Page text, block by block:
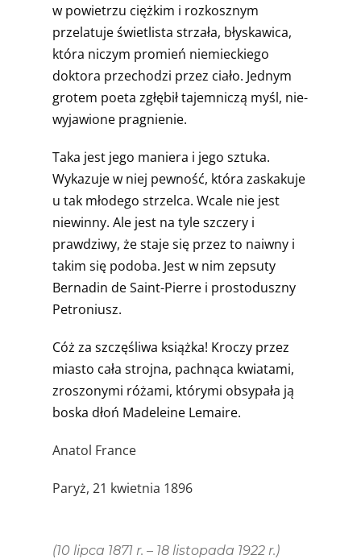
w powietrzu ciężkim i roz­kosznym
przelatuje świetlista strzała, błyskawica,
która niczym promień niemieckiego
doktora przechodzi przez ciało. Jednym
grotem poeta zgłębił tajemniczą myśl, nie­
wyjawione pragnienie.
Taka jest jego maniera i jego sztuka.
Wykazuje w niej pewność, która zaskakuje
u tak młodego strzelca. Wcale nie jest
niewinny. Ale jest na tyle szczery i
prawdziwy, że staje się przez to naiwny i
takim się podoba. Jest w nim zepsuty
Bernadin de Saint-Pierre i prostoduszny
Petro­niusz.
Cóż za szczęśliwa książka! Kroczy przez
miasto cała strojna, pachnąca kwiatami,
zroszonymi różami, który­mi obsypała ją
boska dłoń Madeleine Lemaire.
Anatol France
Paryż, 21 kwietnia 1896
(10 lipca 1871 r. – 18 listopada 1922 r.)